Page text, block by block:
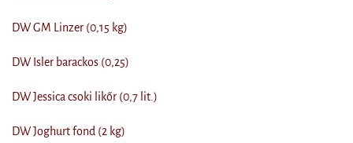
DW GM Linzer (0,15 kg)
DW Isler barackos (0,25)
DW Jessica csoki likőr (0,7 lit.)
DW Joghurt fond (2 kg)